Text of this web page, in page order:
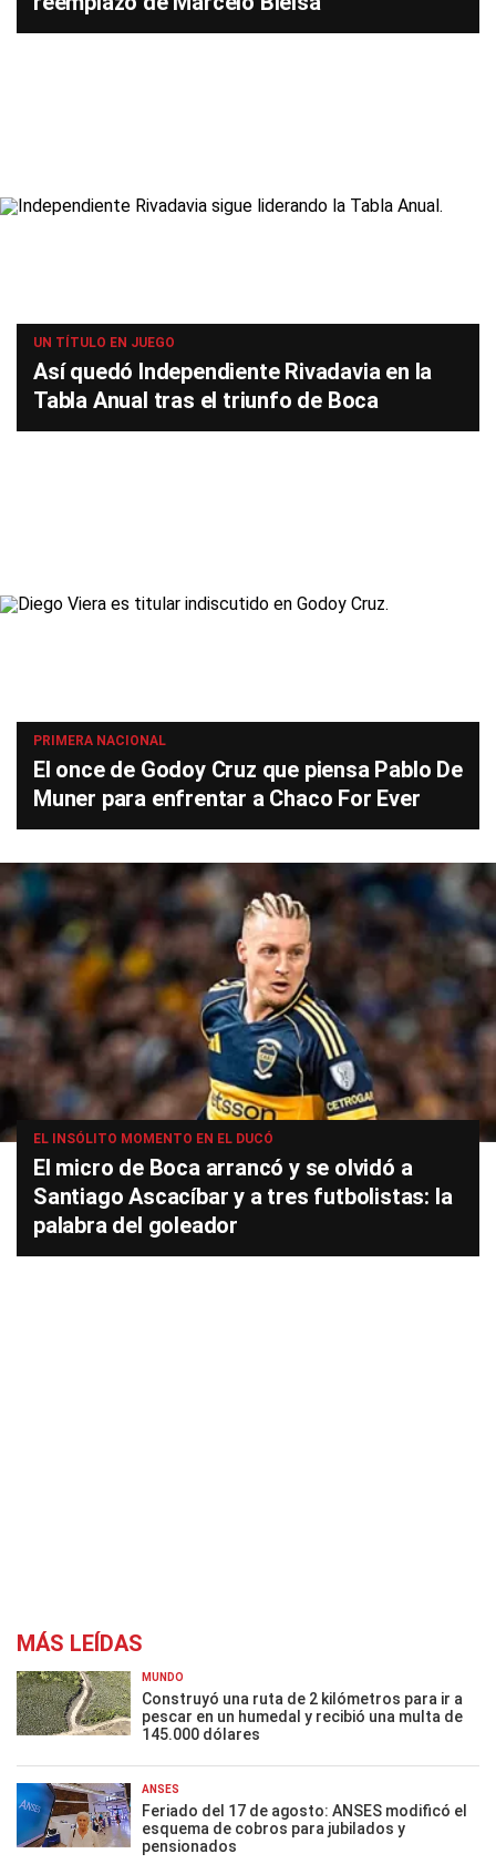
UN TÍTULO EN JUEGO
Así quedó Independiente Rivadavia en la
Tabla Anual tras el triunfo de Boca
PRIMERA NACIONAL
El once de Godoy Cruz que piensa Pablo De
Muner para enfrentar a Chaco For Ever
EL INSÓLITO MOMENTO EN EL DUCÓ
El micro de Boca arrancó y se olvidó a
Santiago Ascacíbar y a tres futbolistas: la
palabra del goleador
MÁS LEÍDAS
MUNDO
Construyó una ruta de 2 kilómetros para ir a
pescar en un humedal y recibió una multa de
145.000 dólares
ANSES
Feriado del 17 de agosto: ANSES modificó el
esquema de cobros para jubilados y
pensionados